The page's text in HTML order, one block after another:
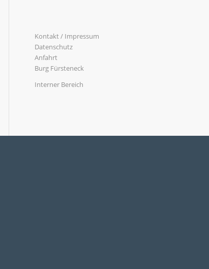
Kontakt / Impressum
Datenschutz
Anfahrt
Burg Fürsteneck
Interner Bereich